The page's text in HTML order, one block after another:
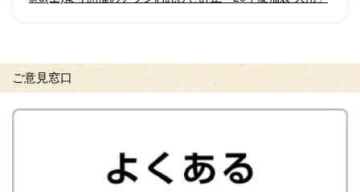
ご意見窓口